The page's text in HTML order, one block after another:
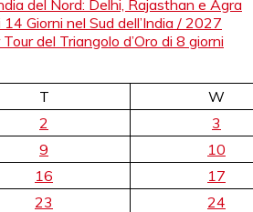
del Nord: Delhi, Rajasthan e Agra
Giorni nel Sud dell’India / 2027
del Triangolo d’Oro di 8 giorni
T W
2 3
9 10
16 17
23 24